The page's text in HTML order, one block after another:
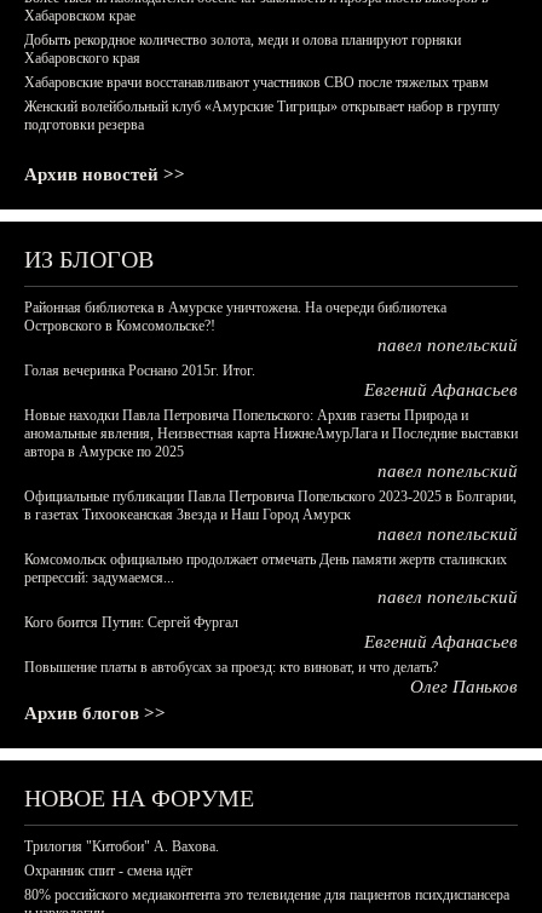
Хабаровском крае
Добыть рекордное количество золота, меди и олова планируют горняки
Хабаровского края
Хабаровские врачи восстанавливают участников СВО после тяжелых травм
Женский волейбольный клуб «Амурские Тигрицы» открывает набор в группу
подготовки резерва
Архив новостей >>
ИЗ БЛОГОВ
Районная библиотека в Амурске уничтожена. На очереди библиотека
Островского в Комсомольске?!
павел попельский
Голая вечеринка Роснано 2015г. Итог.
Евгений Афанасьев
Новые находки Павла Петровича Попельского: Архив газеты Природа и
аномальные явления, Неизвестная карта НижнеАмурЛага и Последние выставки
автора в Амурске по 2025
павел попельский
Официальные публикации Павла Петровича Попельского 2023-2025 в Болгарии,
в газетах Тихоокеанская Звезда и Наш Город Амурск
павел попельский
Комсомольск официально продолжает отмечать День памяти жертв сталинских
репрессий: задумаемся...
павел попельский
Кого боится Путин: Сергей Фургал
Евгений Афанасьев
Повышение платы в автобусах за проезд: кто виноват, и что делать?
Олег Паньков
Архив блогов >>
НОВОЕ НА ФОРУМЕ
Трилогия "Китобои" А. Вахова.
Охранник спит - смена идёт
80% российского медиаконтента это телевидение для пациентов психдиспансера